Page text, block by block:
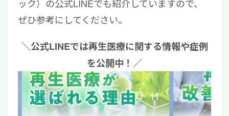
ック）の公式LINEでも紹介していますので、
ぜひ参考にしてください。
＼公式LINEでは再生医療に関する情報や症例
を公開中！／